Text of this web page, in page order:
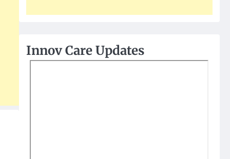
Innov Care Updates